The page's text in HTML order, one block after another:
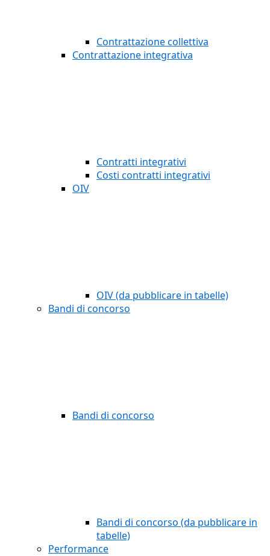
Contrattazione collettiva
Contrattazione integrativa
Contratti integrativi
Costi contratti integrativi
OIV
OIV (da pubblicare in tabelle)
Bandi di concorso
Bandi di concorso
Bandi di concorso (da pubblicare in
tabelle)
Performance